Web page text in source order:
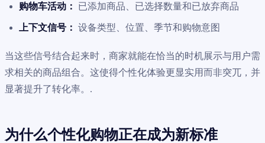
购物车活动： 已添加商品、已选择数量和已放弃商品
上下文信号： 设备类型、位置、季节和购物意图
当这些信号结合起来时，商家就能在恰当的时机展示与用户需
求相关的商品组合。这使得个性化体验更显实用而非突兀，并
显著提升了转化率。.
为什么个性化购物正在成为新标准